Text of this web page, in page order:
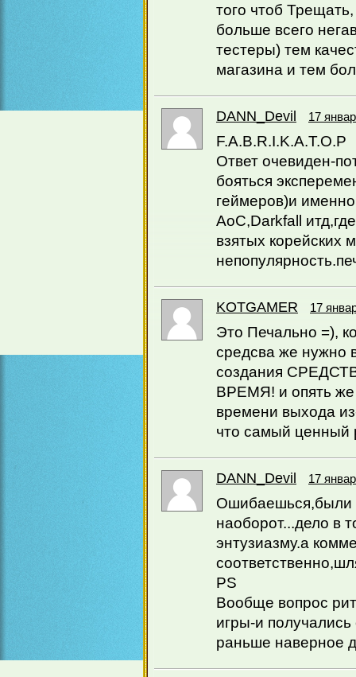
того чтоб
больше всего
тестеры) тем
магазина и тем
DANN_Devil 17
F.A.B.R.I.K.A.T.O.P
Ответ очевиден-
бояться
геймеров)и
AoC,Darkfall
взятых корейских
KOTGAMER 17
Это Печально =),
средсва же нужно
создания
ВРЕМЯ! и опять
времени выхода
что самый
DANN_Devil 17
Ошибаешься,были
наоборот...дело в
энтузиазму.а
PS
Вообще вопрос
игры-и
раньше наверное